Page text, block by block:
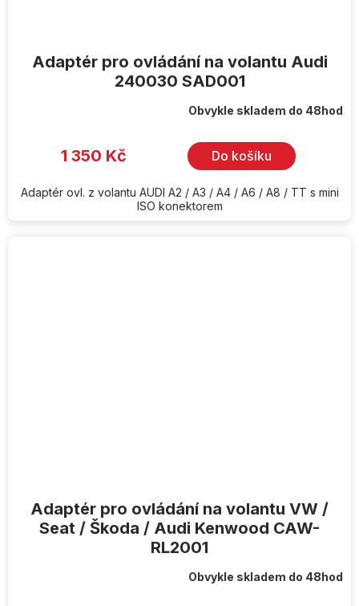
Adaptér pro ovládání na volantu Audi
240030 SAD001
Obvykle skladem do 48hod
1 350 Kč Do košíku
Adaptér ovl. z volantu AUDI A2 / A3 / A4 / A6 / A8 / TT s mini
ISO konektorem
Adaptér pro ovládání na volantu VW /
Seat / Škoda / Audi Kenwood CAW-
RL2001
Obvykle skladem do 48hod